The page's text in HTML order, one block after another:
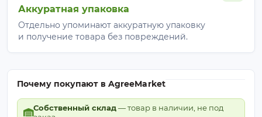
Аккуратная упаковка
Отдельно упоминают аккуратную упаковку
и получение товара без повреждений.
Почему покупают в AgreeMarket
Собственный склад— товар в наличии, не под